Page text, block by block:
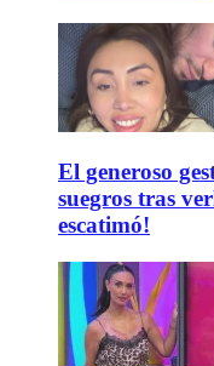
El generoso
suegros tras
escatimó!